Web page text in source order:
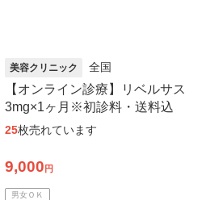
美容クリニック 全国
【オンライン診療】リベルサス
3mg×1ヶ月※初診料・送料込
25枚売れています
9,000 円
男女ＯＫ